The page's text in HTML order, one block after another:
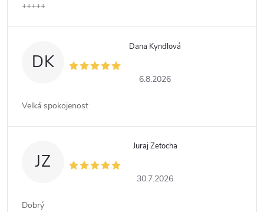
+++++
DK
Dana Kyndlová
6.8.2026
Velká spokojenost
JZ
Juraj Zetocha
30.7.2026
Dobrý